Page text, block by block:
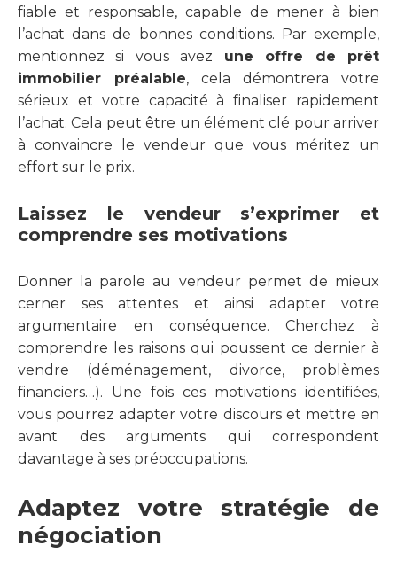
fiable et responsable, capable de mener à bien
l’achat dans de bonnes conditions. Par exemple,
mentionnez si vous avez une offre de prêt
immobilier préalable, cela démontrera votre
sérieux et votre capacité à finaliser rapidement
l’achat. Cela peut être un élément clé pour arriver
à convaincre le vendeur que vous méritez un
effort sur le prix.
Laissez le vendeur s’exprimer et
comprendre ses motivations
Donner la parole au vendeur permet de mieux
cerner ses attentes et ainsi adapter votre
argumentaire en conséquence. Cherchez à
comprendre les raisons qui poussent ce dernier à
vendre (déménagement, divorce, problèmes
financiers…). Une fois ces motivations identifiées,
vous pourrez adapter votre discours et mettre en
avant des arguments qui correspondent
davantage à ses préoccupations.
Adaptez votre stratégie de
négociation